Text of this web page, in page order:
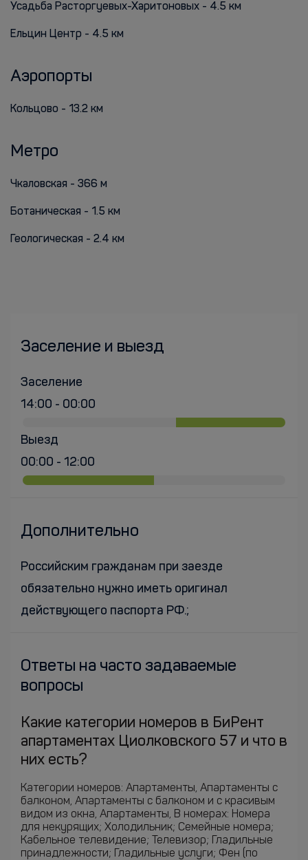
Усадьба Расторгуевых-Харитоновых - 4.5 км
Ельцин Центр - 4.5 км
Аэропорты
Кольцово - 13.2 км
Метро
Чкаловская - 366 м
Ботаническая - 1.5 км
Геологическая - 2.4 км
Заселение и выезд
Заселение
14:00 - 00:00
Выезд
00:00 - 12:00
Дополнительно
Российским гражданам при заезде
обязательно нужно иметь оригинал
действующего паспорта РФ.;
Ответы на часто задаваемые
вопросы
Какие категории номеров в БиРент
апартаментах Циолковского 57 и что в
них есть?
Категории номеров: Апартаменты, Апартаменты с
балконом, Апартаменты с балконом и с красивым
видом из окна, Апартаменты, В номерах: Номера
для некурящих; Холодильник; Семейные номера;
Кабельное телевидение; Телевизор; Гладильные
принадлежности; Гладильные услуги; Фен (по